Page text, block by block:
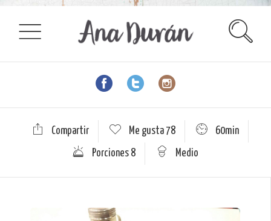
Compartir Me gusta 78 60min
Porciones 8 Medio